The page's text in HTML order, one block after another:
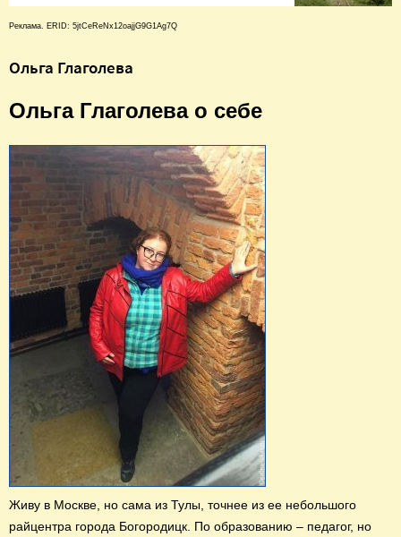
Реклама. ERID: 5jtCeReNx12oajjG9G1Ag7Q
Ольга Глаголева
Ольга Глаголева о себе
Живу в Москве, но сама из Тулы, точнее из ее небольшого
райцентра города Богородицк. По образованию – педагог, но